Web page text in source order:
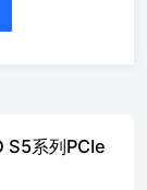
商谈氛围一般，
0pct）；织造负
均产销76%%
修进度，同时霍尔
斯尔邦、宁波富德
S5系列PCIe